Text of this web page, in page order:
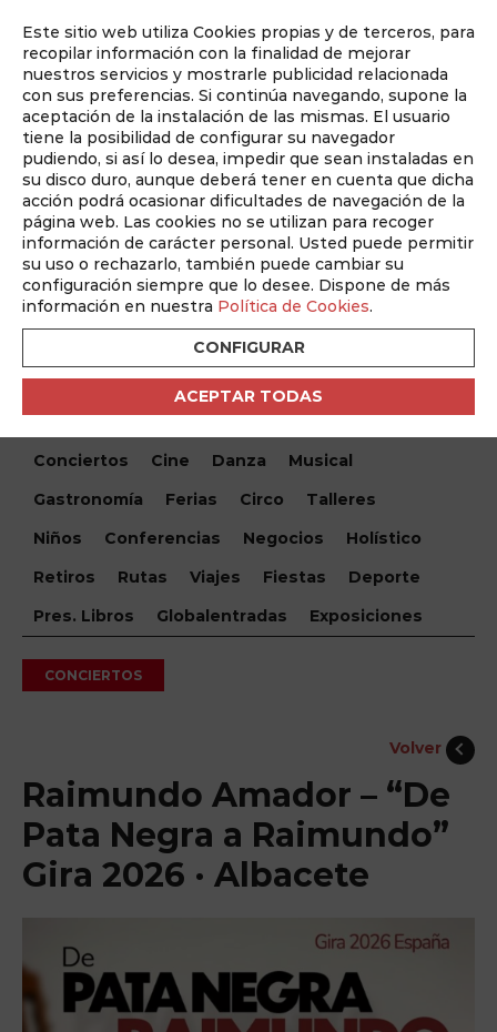
Este sitio web utiliza Cookies propias y de terceros, para
recopilar información con la finalidad de mejorar
nuestros servicios y mostrarle publicidad relacionada
con sus preferencias. Si continúa navegando, supone la
aceptación de la instalación de las mismas. El usuario
tiene la posibilidad de configurar su navegador
pudiendo, si así lo desea, impedir que sean instaladas en
su disco duro, aunque deberá tener en cuenta que dicha
acción podrá ocasionar dificultades de navegación de la
página web. Las cookies no se utilizan para recoger
información de carácter personal. Usted puede permitir
su uso o rechazarlo, también puede cambiar su
configuración siempre que lo desee. Dispone de más
información en nuestra Política de Cookies.
CONFIGURAR
ACEPTAR TODAS
Auditado por
¿Qué hacemos hoy?
¿Qué hacemos hoy?/ Raimundo Amador – “De Pata
Encuentra tu evento
Todos Monólogos Teatro
Festivales
Conciertos
Cine Danza
Musical
Gastronomía
Ferias Circo
Talleres
Niños
Conferencias Negocios
Holístico
Retiros
Rutas Viajes Fiestas
Deporte
Pres. Libros
Globalentradas Exposiciones
CONCIERTOS
Volver
Raimundo Amador – “De
Pata Negra a Raimundo”
Gira 2026 · Albacete